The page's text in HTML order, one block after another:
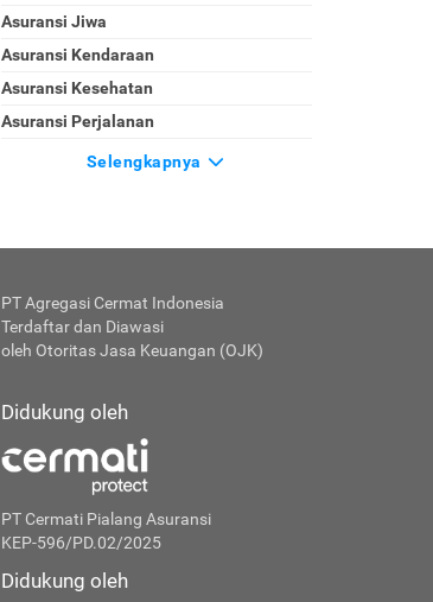
Asuransi Jiwa
Asuransi Kendaraan
Asuransi Kesehatan
Asuransi Perjalanan
Selengkapnya
PT Agregasi Cermat Indonesia
Terdaftar dan Diawasi
oleh Otoritas Jasa Keuangan (OJK)
Didukung oleh
PT Cermati Pialang Asuransi
KEP-596/PD.02/2025
Didukung oleh